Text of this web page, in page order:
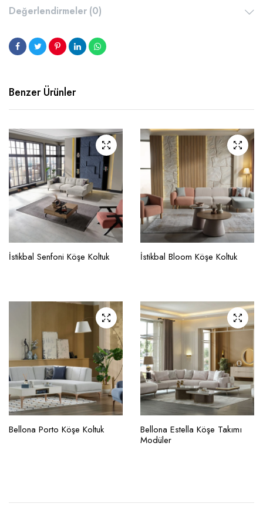
Değerlendirmeler (0)
Benzer Ürünler
İstikbal Senfoni Köşe Koltuk İstikbal Bloom Köşe Koltuk
Bellona Porto Köşe Koltuk
Bellona Estella Köşe Takımı
Modüler